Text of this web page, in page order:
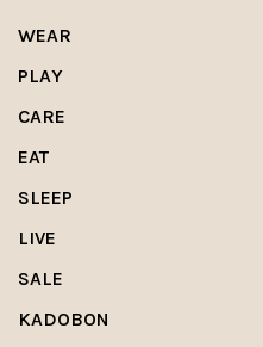
WEAR
PLAY
CARE
EAT
SLEEP
LIVE
SALE
KADOBON